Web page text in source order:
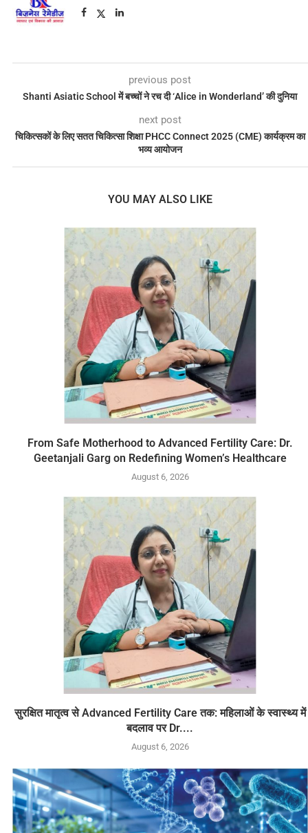
previous post
Shanti Asiatic School में बच्चों ने रच दी ‘Alice in Wonderland’ की दुनिया
next post
चिकित्सकों के लिए सतत चिकित्सा शिक्षा PHCC Connect 2025 (CME) कार्यक्रम का
भव्य आयोजन
YOU MAY ALSO LIKE
From Safe Motherhood to Advanced Fertility Care: Dr.
Geetanjali Garg on Redefining Women’s Healthcare
August 6, 2026
सुरक्षित मातृत्व से Advanced Fertility Care तक: महिलाओं के स्वास्थ्य में
बदलाव पर Dr....
August 6, 2026